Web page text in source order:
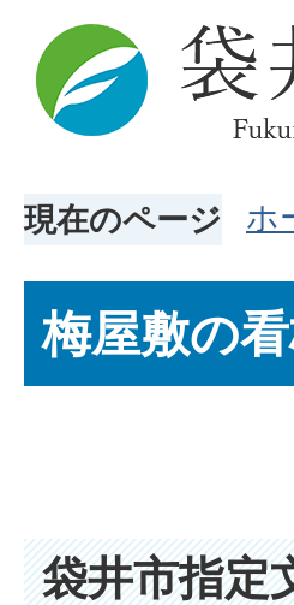
現在のページ ホ
梅屋敷の
袋井市指定